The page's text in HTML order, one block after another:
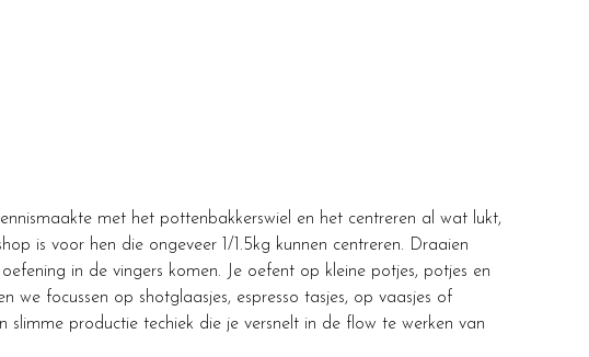
met het pottenbakkerswiel en het centreren al wat lukt,
is voor hen die ongeveer 1/1.5kg kunnen centreren. Draaien
in de vingers komen. Je oefent op kleine potjes, potjes en
we focussen op shotglaasjes, espresso tasjes, op vaasjes of
slimme productie techiek die je versnelt in de flow te werken van